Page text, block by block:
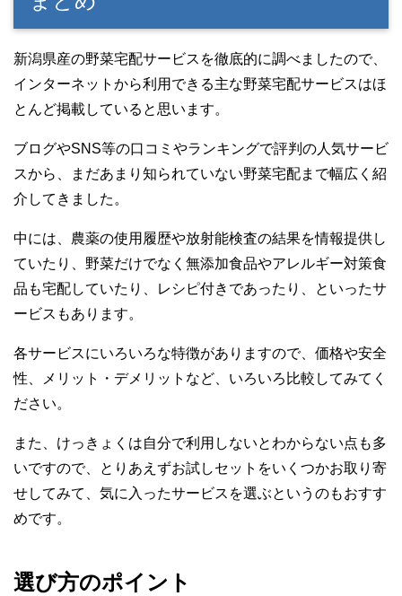
新潟県産の野菜宅配サービスを徹底的に調べましたので、
インターネットから利用できる主な野菜宅配サービスはほ
とんど掲載していると思います。
ブログやSNS等の口コミやランキングで評判の人気サービ
スから、まだあまり知られていない野菜宅配まで幅広く紹
介してきました。
中には、農薬の使用履歴や放射能検査の結果を情報提供し
ていたり、野菜だけでなく無添加食品やアレルギー対策食
品も宅配していたり、レシピ付きであったり、といったサ
ービスもあります。
各サービスにいろいろな特徴がありますので、価格や安全
性、メリット・デメリットなど、いろいろ比較してみてく
ださい。
また、けっきょくは自分で利用しないとわからない点も多
いですので、とりあえずお試しセットをいくつかお取り寄
せしてみて、気に入ったサービスを選ぶというのもおすす
めです。
選び方のポイント